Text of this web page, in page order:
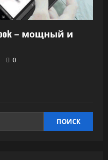
– мощный и
0
ПОИСК